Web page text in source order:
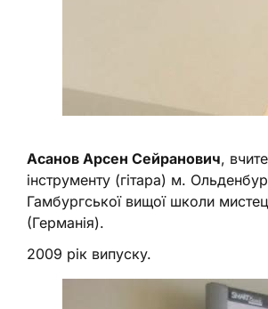
Асанов Арсен Сейранович,
інструменту (гітара) м.
Гамбургської вищої школи
(Германія).
2009 рік випуску.